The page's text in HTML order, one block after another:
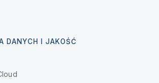
DANYCH I JAKOŚĆ